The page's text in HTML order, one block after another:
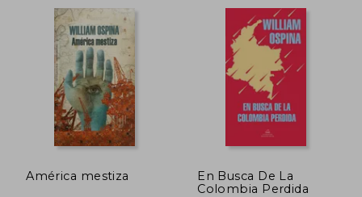
América mestiza
En Busca De La
Colombia Perdida